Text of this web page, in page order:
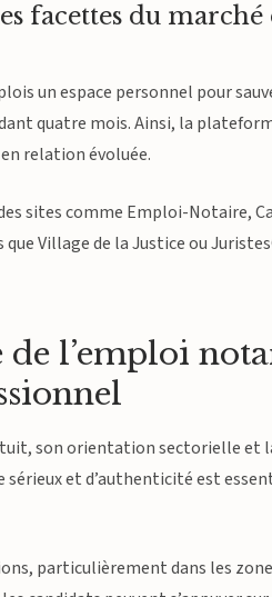
facettes du
un espace personnel pour
quatre mois. Ainsi, la
relation évoluée.
sites comme Emploi-Notaire,
Village de la Justice ou
de l’emploi
son orientation sectorielle et
sérieux et d’authenticité est
particulièrement dans les